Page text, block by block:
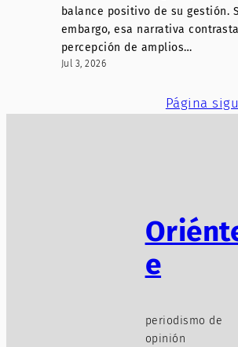
balance positivo de su gestión.
embargo, esa narrativa
percepción de amplios…
Jul 3, 2026
Página
e
periodismo de
opinión